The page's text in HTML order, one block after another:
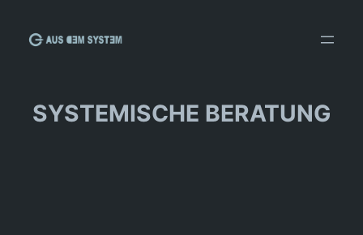
Inhalt
SYSTEMISCHE BERATUNG